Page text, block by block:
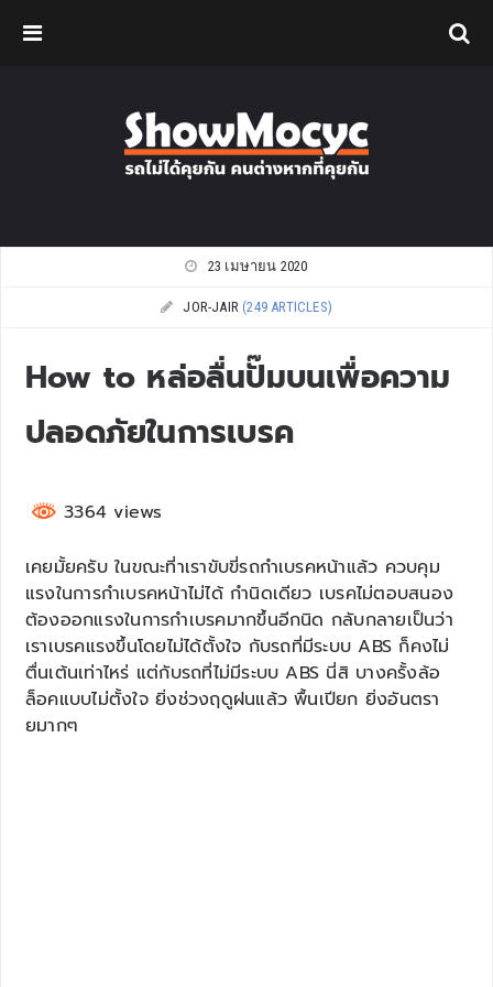
23 เมษายน 2020
JOR-JAIR (249 ARTICLES)
How to หล่อลื่นปั๊มบนเพื่อความ
ปลอดภัยในการเบรค
3364 views
เคยมั้ยครับ ในขณะที่าเราขับขี่รถกำเบรคหน้าแล้ว ควบคุม
แรงในการกำเบรคหน้าไม่ได้ กำนิดเดียว เบรคไม่ตอบสนอง
ต้องออกแรงในการกำเบรคมากขึ้นอีกนิด กลับกลายเป็นว่า
เราเบรคแรงขึ้นโดยไม่ได้ตั้งใจ กับรถที่มีระบบ ABS ก็คงไม่
ตื่นเต้นเท่าไหร่ แต่กับรถที่ไม่มีระบบ ABS นี่สิ บางครั้งล้อ
ล็อคแบบไม่ตั้งใจ ยิ่งช่วงฤดูฝนแล้ว พื้นเปียก ยิ่งอันตรา
ยมากๆ